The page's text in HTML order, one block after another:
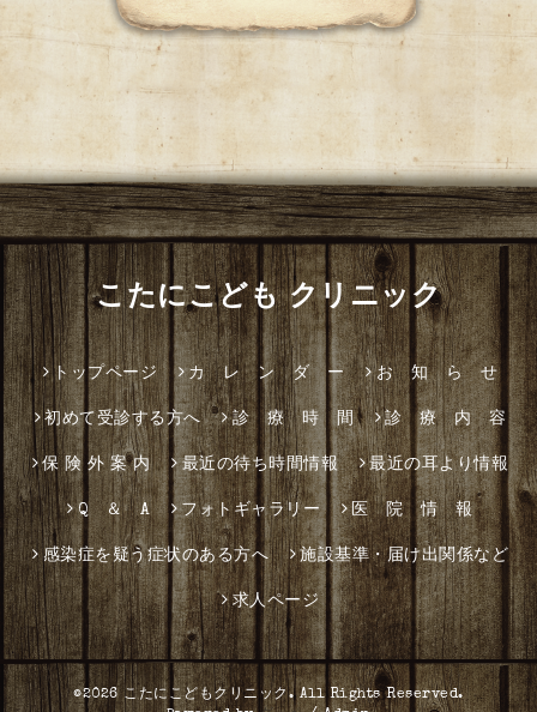
こたにこども クリニック
トップページ カ レ ン ダ ー お 知 ら せ
初めて受診する方へ 診 療 時 間 診 療 内 容
保 険 外 案 内 最近の待ち時間情報 最近の耳より情報
Q ＆ A フォトギャラリー 医 院 情 報
感染症を疑う症状のある方へ 施設基準・届け出関係など
求人ページ
©2026こたにこどもクリニック . All Rights Reserved.